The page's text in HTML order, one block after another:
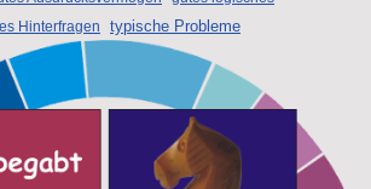
Hinterfragen typische Probleme